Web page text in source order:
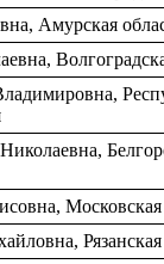
Амурская